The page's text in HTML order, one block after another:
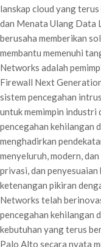
lanskap cloud yang
dan Menata Ulang Data
berusaha memberikan
membantu memenuhi
Networks adalah
Firewall Next
sistem pencegahan
untuk memimpin industri
pencegahan kehilangan
menghadirkan
menyeluruh, modern,
privasi, dan penyesuaian
ketenangan pikiran
Networks telah
pencegahan kehilangan
kebutuhan yang terus
Palo Alto secara nyata